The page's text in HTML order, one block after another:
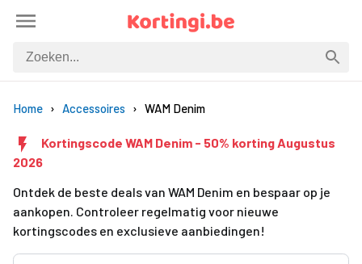
Home Accessoires WAM Denim
Kortingscode WAM Denim - 50% korting Augustus
2026
Ontdek de beste deals van WAM Denim en bespaar op je
aankopen. Controleer regelmatig voor nieuwe
kortingscodes en exclusieve aanbiedingen!